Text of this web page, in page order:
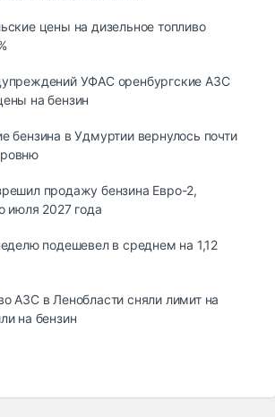
цены на дизельное топливо
УФАС оренбургские АЗС
на бензин
бензина в Удмуртии вернулось почти
продажу бензина Евро-2,
июля 2027 года
подешевел в среднем на 1,12
АЗС в Ленобласти сняли лимит на
на бензин